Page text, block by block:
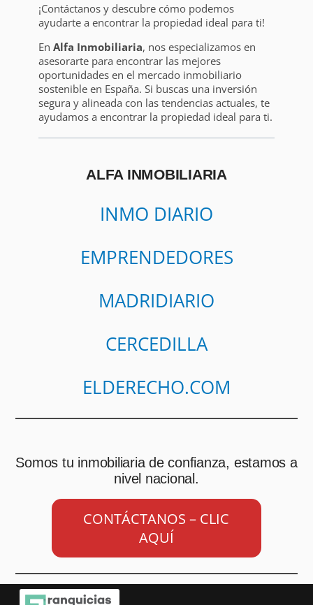
¡Contáctanos y descubre cómo podemos
ayudarte a encontrar la propiedad ideal para ti!
En Alfa Inmobiliaria, nos especializamos en
asesorarte para encontrar las mejores
oportunidades en el mercado inmobiliario
sostenible en España. Si buscas una inversión
segura y alineada con las tendencias actuales, te
ayudamos a encontrar la propiedad ideal para ti.
ALFA INMOBILIARIA
INMO DIARIO
EMPRENDEDORES
MADRIDIARIO
CERCEDILLA
ELDERECHO.COM
Somos tu inmobiliaria de confianza, estamos a
nivel nacional.
CONTÁCTANOS – CLIC
AQUÍ